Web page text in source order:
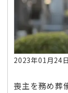
2023年01月24日
喪主を務め葬